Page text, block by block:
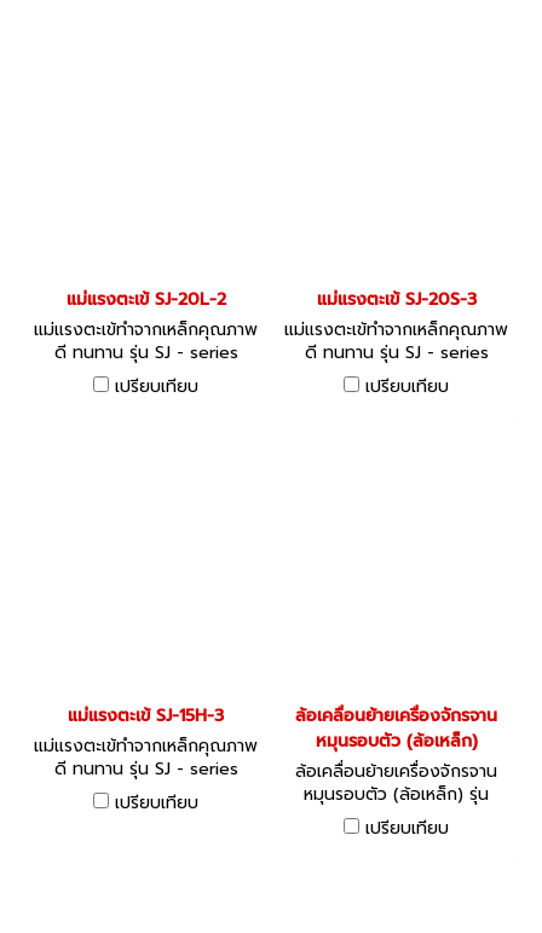
แม่แรงตะเข้ SJ-20L-2
แม่แรงตะเข้ทำจากเหล็กคุณภาพ
ดี ทนทาน รุ่น SJ - series
เปรียบเทียบ
แม่แรงตะเข้ SJ-20S-3
แม่แรงตะเข้ทำจากเหล็กคุณภาพ
ดี ทนทาน รุ่น SJ - series
เปรียบเทียบ
แม่แรงตะเข้ SJ-15H-3
แม่แรงตะเข้ทำจากเหล็กคุณภาพ
ดี ทนทาน รุ่น SJ - series
เปรียบเทียบ
ล้อเคลื่อนย้ายเครื่องจักรจาน
หมุนรอบตัว (ล้อเหล็ก)
ล้อเคลื่อนย้ายเครื่องจักรจาน
หมุนรอบตัว (ล้อเหล็ก) รุ่น
Bogie
เปรียบเทียบ